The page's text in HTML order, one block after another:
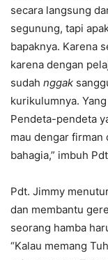
secara langsung
segunung, tapi
bapaknya. Karena
karena dengan
sudah nggak
kurikulumnya.
Pendeta-pendeta
mau dengar firman
bahagia,” imbuh
Pdt. Jimmy
dan membantu
seorang hamba
“Kalau memang